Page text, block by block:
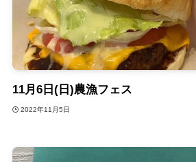
11月6日(日)農漁フェス
2022年11月5日